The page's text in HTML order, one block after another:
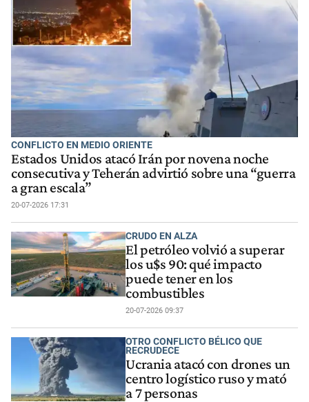
CONFLICTO EN MEDIO ORIENTE
Estados Unidos atacó Irán por novena noche
consecutiva y Teherán advirtió sobre una “guerra
a gran escala”
20-07-2026 17:31
CRUDO EN ALZA
El petróleo volvió a superar
los u$s 90: qué impacto
puede tener en los
combustibles
20-07-2026 09:37
OTRO CONFLICTO BÉLICO QUE
RECRUDECE
Ucrania atacó con drones un
centro logístico ruso y mató
a 7 personas